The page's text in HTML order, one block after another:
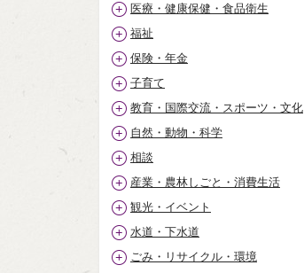
医療・健康保健・食品衛生
福祉
保険・年金
子育て
教育・国際交流・スポーツ・文化
自然・動物・科学
相談
産業・農林しごと・消費生活
観光・イベント
水道・下水道
ごみ・リサイクル・環境